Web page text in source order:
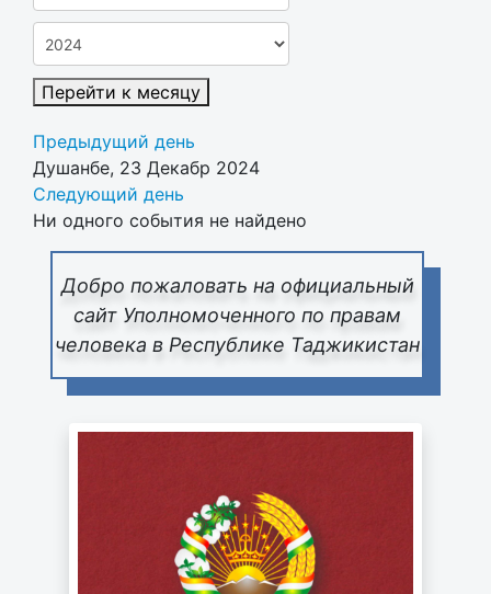
Добро пожаловать на официальный
сайт Уполномоченного по правам
человека в Республике Таджикистан
Перейти к месяцу
Предыдущий день
Душанбе, 23 Декабр 2024
Следующий день
Ни одного события не найдено